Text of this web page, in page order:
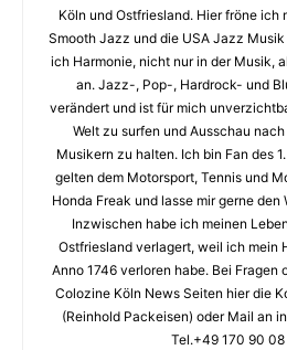
Köln und Ostfriesland. Hier fröne ich
Smooth Jazz und die USA Jazz
ich Harmonie, nicht nur in der Musik,
an. Jazz-, Pop-, Hardrock- und
verändert und ist für mich
Welt zu surfen und Ausschau
Musikern zu halten. Ich bin Fan des
gelten dem Motorsport, Tennis und
Honda Freak und lasse mir gerne den
Inzwischen habe ich meinen
Ostfriesland verlagert, weil ich mein
Anno 1746 verloren habe. Bei Fragen
Colozine Köln News Seiten hier die
(Reinhold Packeisen) oder Mail an
Tel.+49 170 90 08